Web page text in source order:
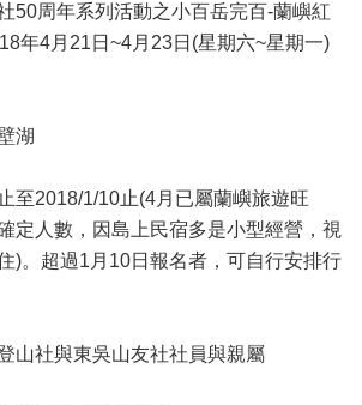
50周年系列活動之小百岳完百-蘭嶼紅
年4月21日~4月23日(星期六~星期一)
湖
至2018/1/10止(4月已屬蘭嶼旅遊旺
定人數，因島上民宿多是小型經營，視
)。超過1月10日報名者，可自行安排行
山社與東吳山友社社員與親屬